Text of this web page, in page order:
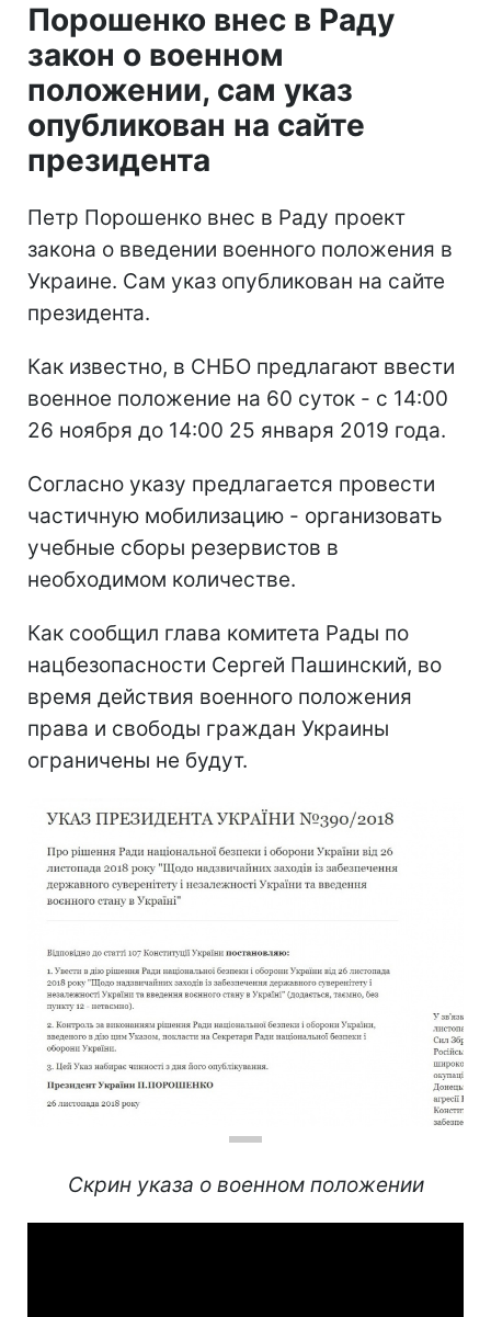
Порошенко внес в Раду
закон о военном
положении, сам указ
опубликован на сайте
президента
Петр Порошенко внес в Раду проект
закона о введении военного положения в
Украине. Сам указ опубликован на сайте
президента.
Как известно, в СНБО предлагают ввести
военное положение на 60 суток - с 14:00
26 ноября до 14:00 25 января 2019 года.
Согласно указу предлагается провести
частичную мобилизацию - организовать
учебные сборы резервистов в
необходимом количестве.
Как сообщил глава комитета Рады по
нацбезопасности Сергей Пашинский, во
время действия военного положения
права и свободы граждан Украины
ограничены не будут.
Скрин указа о военном положении